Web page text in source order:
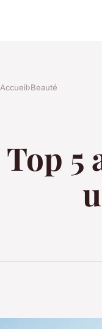
Accueil›Beauté
Top 5